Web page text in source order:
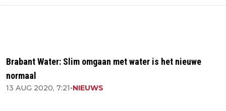
Brabant Water: Slim omgaan met water is het nieuwe
normaal
13 AUG 2020, 7:21•NIEUWS